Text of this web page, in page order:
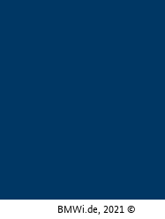
BMWi.de, 2021 ©